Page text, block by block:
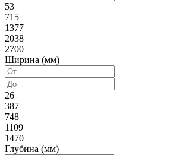
53
715
1377
2038
2700
Ширина (мм)
26
387
748
1109
1470
Глубина (мм)